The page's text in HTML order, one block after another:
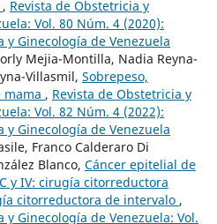
, Revista de Obstetricia y
Vol. 80 Núm. 4 (2020):
y Ginecología de Venezuela
Mejia-Montilla, Nadia Reyna-
Villasmil, Sobrepeso,
mama , Revista de Obstetricia y
Vol. 82 Núm. 4 (2022):
y Ginecología de Venezuela
Franco Calderaro Di
Blanco, Cáncer epitelial de
y IV: cirugía citorreductora
citorreductora de intervalo ,
y Ginecología de Venezuela: Vol.